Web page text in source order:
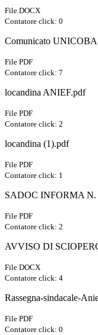
File DOCX
Contatore click: 0
Comunicato
File PDF
Contatore click: 7
locandina ANIEF.pdf
File PDF
Contatore click: 2
locandina (1).pdf
File PDF
Contatore click: 1
SADOC INFORMA N.
File PDF
Contatore click: 2
AVVISO DI
File DOCX
Contatore click: 4
Rassegna-sindacale-
File PDF
Contatore click: 0